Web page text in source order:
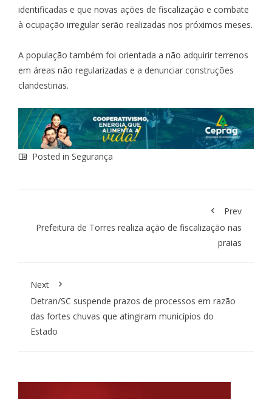
identificadas e que novas ações de fiscalização e combate
à ocupação irregular serão realizadas nos próximos meses.
A população também foi orientada a não adquirir terrenos
em áreas não regularizadas e a denunciar construções
clandestinas.
Posted in Segurança
Prev
Prefeitura de Torres realiza ação de fiscalização nas
praias
Next
Detran/SC suspende prazos de processos em razão
das fortes chuvas que atingiram municípios do
Estado